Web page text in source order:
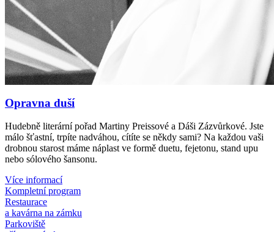
Opravna duší
Hudebně literární pořad Martiny Preissové a Dáši Zázvůrkové. Jste
málo šťastní, trpíte nadváhou, cítíte se někdy sami? Na každou vaši
drobnou starost máme náplast ve formě duetu, fejetonu, stand upu
nebo sólového šansonu.
Více informací
Kompletní program
Restaurace
a kavárna na zámku
Parkoviště